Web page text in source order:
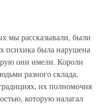
мы рассказывали, были
психика была нарушена
они имели. Короли
разного склада,
их полномочия
которую налагал